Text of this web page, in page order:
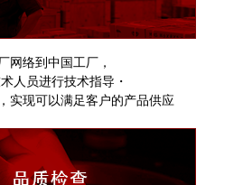
网络到中国工厂，
人员进行技术指导・
实现可以满足客户的产品供应